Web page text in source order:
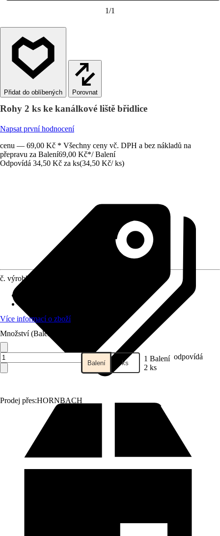
1/1
Porovnat
Rohy 2 ks ke kanálkové liště břidlice
Napsat první hodnocení
cenu — 69,00 Kč * Všechny ceny vč. DPH a bez nákladů na
přepravu za Balení69,00 Kč*/ Balení
Odpovídá 34,50 Kč za ks(34,50 Kč/ ks)
Prodej přes:HORNBACH
č. výrobku
Více informací o zboží
Množství (Balení)
Balení ks 1 Balení odpovídá
2 ks